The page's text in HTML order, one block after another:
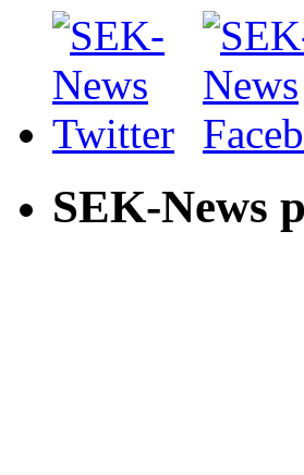
SEK-News